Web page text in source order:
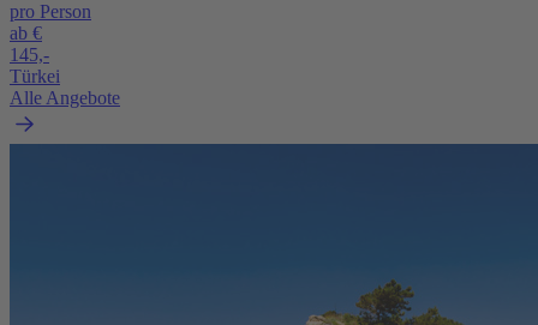
pro Person
ab €
145,-
Türkei
Alle Angebote